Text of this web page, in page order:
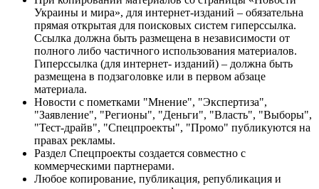
Украины и мира», для интернет-изданий – обязательна
прямая открытая для поисковых систем гиперссылка.
Ссылка должна быть размещена в независимости от
полного либо частичного использования материалов.
Гиперссылка (для интернет- изданий) – должна быть
размещена в подзаголовке или в первом абзаце
материала.
Новости с пометками "Мнение", "Экспертиза",
"Заявление", "Регионы", "Деньги", "Власть", "Выборы",
"Тест-драйв", "Спецпроекты", "Промо" публикуются на
правах рекламы.
Раздел Спецпроекты создается совместно с
коммерческими партнерами.
Любое копирование, публикация, републикация и